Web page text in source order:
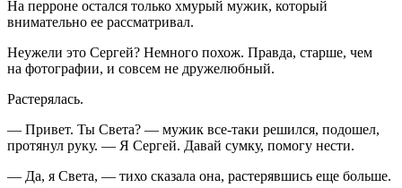
На перроне остался только хмурый мужик, который
внимательно ее рассматривал.
Неужели это Сергей? Немного похож. Правда, старше, чем
на фотографии, и совсем не дружелюбный.
Растерялась.
— Привет. Ты Света? — мужик все-таки решился, подошел,
протянул руку. — Я Сергей. Давай сумку, помогу нести.
— Да, я Света, — тихо сказала она, растерявшись еще больше.